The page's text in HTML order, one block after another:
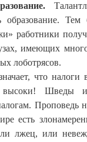
образование. Тем
работники
имеющих
лоботрясов.
что налоги
высоки! Шведы
Проповедь
есть
лжец, или